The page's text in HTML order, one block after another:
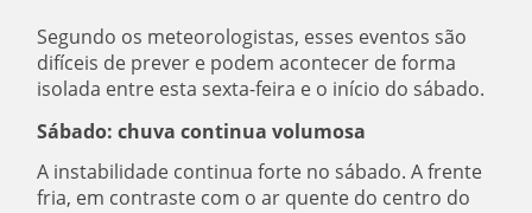
Segundo os meteorologistas, esses eventos são
difíceis de prever e podem acontecer de forma
isolada entre esta sexta-feira e o início do sábado.
Sábado: chuva continua volumosa
A instabilidade continua forte no sábado. A frente
fria, em contraste com o ar quente do centro do